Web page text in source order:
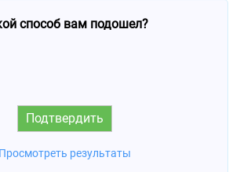
способ вам подошел?
Просмотреть результаты